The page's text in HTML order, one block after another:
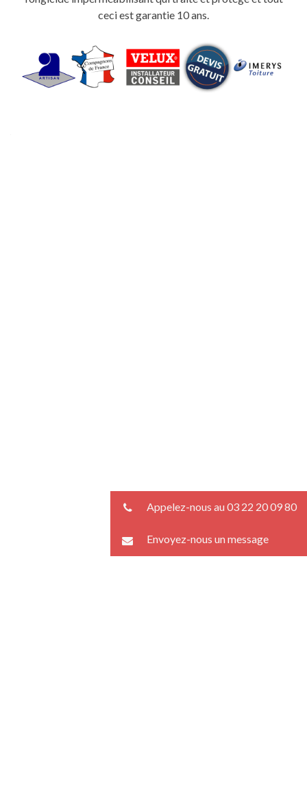
ceci est garantie 10 ans.
Appelez-nous au 03 22 20 09 80
Envoyez-nous un message